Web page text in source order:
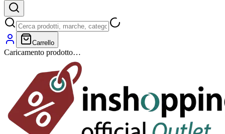
Carrello
Caricamento prodotto…